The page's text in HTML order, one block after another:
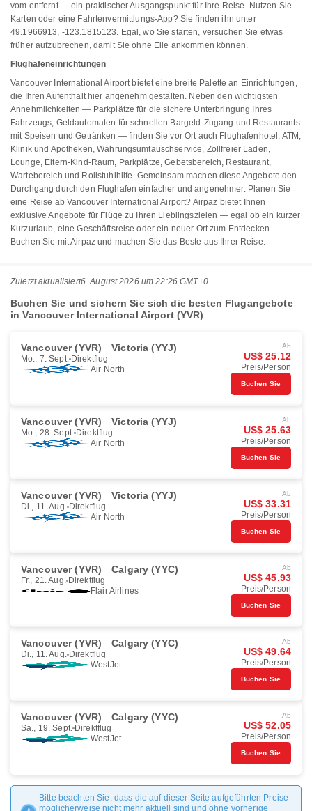
vom entfernt — ein praktischer Ausgangspunkt für Ihre Reise. Nutzen Sie
Karten oder eine Fahrtenvermittlungs-App? Sie finden ihn unter
49.1966913, -123.1815123. Egal, wo Sie starten, versuchen Sie etwas
früher aufzubrechen, damit Sie ohne Eile ankommen können.
Flughafeneinrichtungen
Vancouver International Airport bietet eine breite Palette an Einrichtungen,
die Ihren Aufenthalt hier angenehm gestalten. Neben den wichtigsten
Annehmlichkeiten — Parkplätze für die sichere Unterbringung Ihres
Fahrzeugs, Geldautomaten für schnellen Bargeld-Zugang und Restaurants
mit Speisen und Getränken — finden Sie vor Ort auch Flughafenhotel, ATM,
Klinik und Apotheken, Währungsumtauschservice, Zollfreier Laden,
Lounge, Eltern-Kind-Raum, Parkplätze, Gebetsbereich, Restaurant,
Wartebereich und Rollstuhlhilfe. Gemeinsam machen diese Angebote den
Durchgang durch den Flughafen einfacher und angenehmer. Planen Sie
eine Reise ab Vancouver International Airport? Airpaz bietet Ihnen
exklusive Angebote für Flüge zu Ihren Lieblingszielen — egal ob ein kurzer
Kurzurlaub, eine Geschäftsreise oder ein neuer Ort zum Entdecken.
Buchen Sie mit Airpaz und machen Sie das Beste aus Ihrer Reise.
Zuletzt aktualisiert6. August 2026 um 22:26 GMT+0
Buchen Sie und sichern Sie sich die besten Flugangebote
in Vancouver International Airport (YVR)
Vancouver (YVR) Victoria (YYJ)
Mo., 7. Sept. Direktflug
Air North
Ab
US$ 25.12
Preis/Person
Buchen Sie
Vancouver (YVR) Victoria (YYJ)
Mo., 28. Sept. Direktflug
Air North
Ab
US$ 25.63
Preis/Person
Buchen Sie
Vancouver (YVR) Victoria (YYJ)
Di., 11. Aug. Direktflug
Air North
Ab
US$ 33.31
Preis/Person
Buchen Sie
Vancouver (YVR) Calgary (YYC)
Fr., 21. Aug. Direktflug
Flair Airlines
Ab
US$ 45.93
Preis/Person
Buchen Sie
Vancouver (YVR) Calgary (YYC)
Di., 11. Aug. Direktflug
WestJet
Ab
US$ 49.64
Preis/Person
Buchen Sie
Vancouver (YVR) Calgary (YYC)
Sa., 19. Sept. Direktflug
WestJet
Ab
US$ 52.05
Preis/Person
Buchen Sie
Bitte beachten Sie, dass die auf dieser Seite aufgeführten Preise
möglicherweise nicht mehr aktuell sind und ohne vorherige